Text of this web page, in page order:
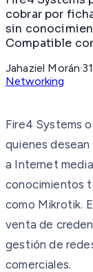
cobrar por
sin
Compatible
Jahaziel Morán·
Networking
Fire4 Systems
quienes
a Internet
conocimientos
como Mikrotik.
venta de
gestión de
comerciales.